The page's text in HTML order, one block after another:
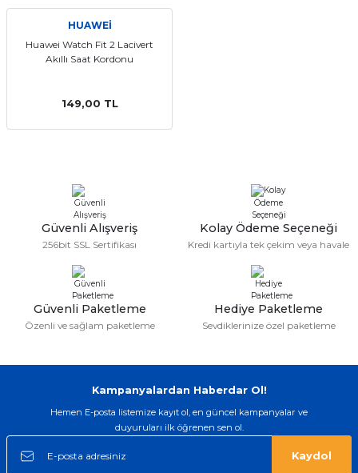
HUAWEİ
Huawei Watch Fit 2 Lacivert
Akıllı Saat Kordonu
149,00 TL
Güvenli Alışveriş
256bit SSL Sertifikası
Kolay Ödeme Seçeneği
Kredi kartıyla tek çekim veya havale
Güvenli Paketleme
Özenli ve sağlam paketleme
Hediye Paketleme
Sevdiklerinize özel paketleme
Kampanyalardan Haberdar Ol!
Hemen E-posta listemize kayıt ol, en güncel kampanyalar ve
duyuruları ilk öğrenen sen ol.
Kaydol